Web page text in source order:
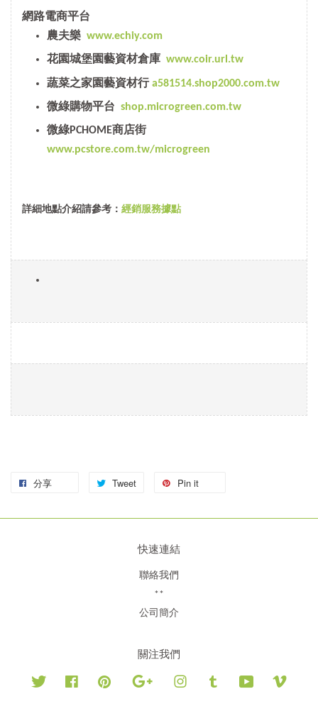
網路電商平台
農夫樂 www.echiy.com
花園城堡園藝資材倉庫 www.coir.url.tw
蔬菜之家園藝資材行a581514.shop2000.com.tw
微綠購物平台 shop.microgreen.com.tw
微綠PCHOME商店街
www.pcstore.com.tw/microgreen
詳細地點介紹請參考： 經銷服務據點
分享 Tweet Pin it
快速連結
聯絡我們
**
公司簡介
關注我們
Twitter Facebook Pinterest Google InstagramTumblr YouTube